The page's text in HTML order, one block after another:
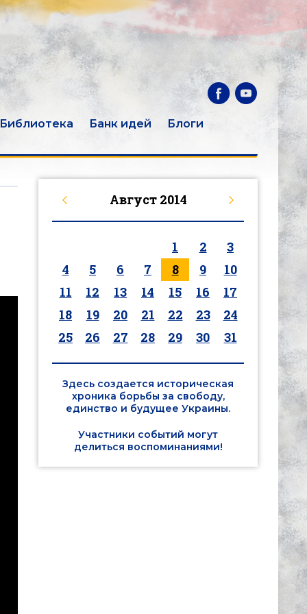
Библиотека Банк идей Блоги
Август 2014
1 2
3
4
5 6 7 8 9
10
11
12 13 14 15 16
17
18
19 20 21 22 23
24
25
26 27 28 29 30 31
Здесь создается историческая
хроника борьбы за свободу,
единство и будущее Украины.
Участники событий могут
делиться воспоминаниями!